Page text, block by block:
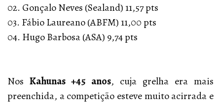
02. Gonçalo Neves (Sealand) 11,57 pts
03. Fábio Laureano (ABFM) 11,00 pts
04. Hugo Barbosa (ASA) 9,74 pts
Nos Kahunas +45 anos, cuja grelha era mais
preenchida, a competição esteve muito acirrada e